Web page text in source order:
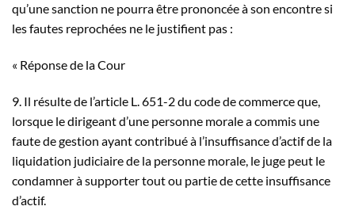
qu’une sanction ne pourra être prononcée à son encontre si
les fautes reprochées ne le justifient pas :
« Réponse de la Cour
9. Il résulte de l’article L. 651-2 du code de commerce que,
lorsque le dirigeant d’une personne morale a commis une
faute de gestion ayant contribué à l’insuffisance d’actif de la
liquidation judiciaire de la personne morale, le juge peut le
condamner à supporter tout ou partie de cette insuffisance
d’actif.